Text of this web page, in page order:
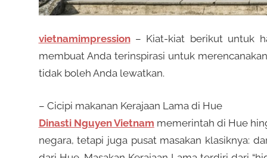
s
m
i
D
p
r
m
a
n
a
n
vietnamimpression– Kiat-kiat berikut untuk
membuat Anda terinspirasi untuk
tidak boleh Anda lewatkan.
– Cicipi makanan Kerajaan Lama di Hue
Dinasti Nguyen Vietnam memerintah di Hue
negara, tetapi juga pusat masakan klasiknya: